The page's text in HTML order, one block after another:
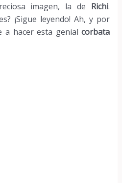
imagen, la de Richi.
¡Sigue leyendo! Ah, y por
a hacer esta genialcorbata